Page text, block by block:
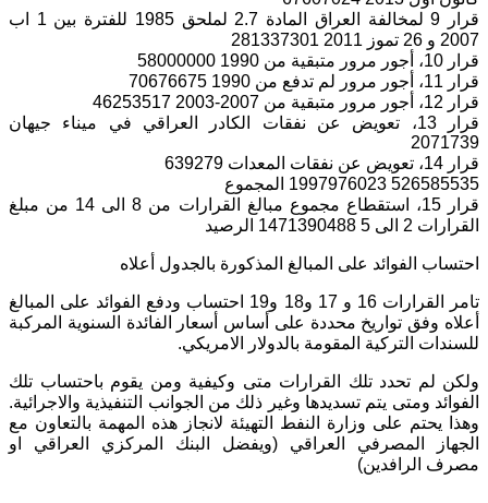
قرار 9 لمخالفة العراق المادة 2.7 لملحق 1985 للفترة بين 1 اب
2007 و 26 تموز 2011 281337301
قرار 10، أجور مرور متبقية من 1990 58000000
قرار 11، أجور مرور لم تدفع من 1990 70676675
قرار 12، أجور مرور متبقية من 2007-2003 46253517
قرار 13، تعويض عن نفقات الكادر العراقي في ميناء جيهان
2071739
قرار 14، تعويض عن نفقات المعدات 639279
526585535 1997976023 المجموع
قرار 15، استقطاع مجموع مبالغ القرارات من 8 الى 14 من مبلغ
القرارات 2 الى 5 1471390488 الرصيد
احتساب الفوائد على المبالغ المذكورة بالجدول أعلاه
تامر القرارات 16 و 17 و18 و19 احتساب ودفع الفوائد على المبالغ
أعلاه وفق تواريخ محددة على أساس أسعار الفائدة السنوية المركبة
للسندات التركية المقومة بالدولار الامريكي.
ولكن لم تحدد تلك القرارات متى وكيفية ومن يقوم باحتساب تلك
الفوائد ومتى يتم تسديدها وغير ذلك من الجوانب التنفيذية والاجرائية.
وهذا يحتم على وزارة النفط التهيئة لانجاز هذه المهمة بالتعاون مع
الجهاز المصرفي العراقي (ويفضل البنك المركزي العراقي او
مصرف الرافدين)